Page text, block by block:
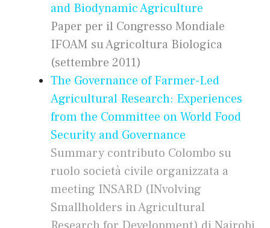
and Biodynamic Agriculture
Paper per il Congresso Mondiale
IFOAM su Agricoltura Biologica
(settembre 2011)
The Governance of Farmer-Led
Agricultural Research: Experiences
from the Committee on World Food
Security and Governance
Summary contributo Colombo su
ruolo società civile organizzata a
meeting INSARD (INvolving
Smallholders in Agricultural